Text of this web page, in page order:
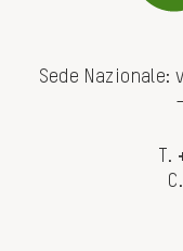
Sede
T.